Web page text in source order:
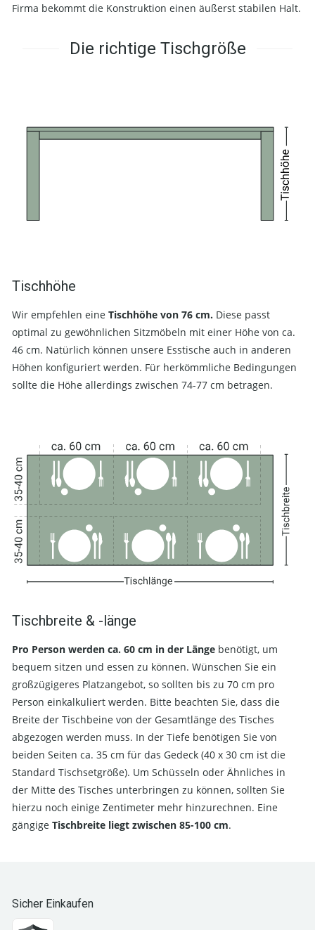
Firma bekommt die Konstruktion einen äußerst stabilen Halt.
Die richtige Tischgröße
Tischhöhe
Wir empfehlen eine Tischhöhe von 76 cm. Diese passt
optimal zu gewöhnlichen Sitzmöbeln mit einer Höhe von ca.
46 cm. Natürlich können unsere Esstische auch in anderen
Höhen konfiguriert werden. Für herkömmliche Bedingungen
sollte die Höhe allerdings zwischen 74-77 cm betragen.
Tischbreite & -länge
Pro Person werden ca. 60 cm in der Länge benötigt, um
bequem sitzen und essen zu können. Wünschen Sie ein
großzügigeres Platzangebot, so sollten bis zu 70 cm pro
Person einkalkuliert werden. Bitte beachten Sie, dass die
Breite der Tischbeine von der Gesamtlänge des Tisches
abgezogen werden muss. In der Tiefe benötigen Sie von
beiden Seiten ca. 35 cm für das Gedeck (40 x 30 cm ist die
Standard Tischsetgröße). Um Schüsseln oder Ähnliches in
der Mitte des Tisches unterbringen zu können, sollten Sie
hierzu noch einige Zentimeter mehr hinzurechnen. Eine
gängige Tischbreite liegt zwischen 85-100 cm.
Sicher Einkaufen